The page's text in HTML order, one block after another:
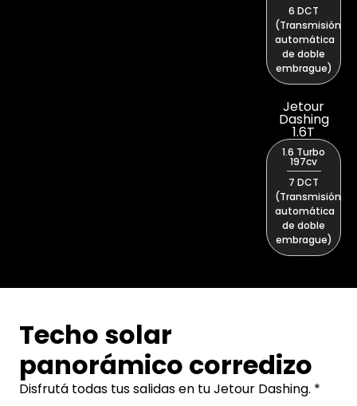
6 DCT
(Transmisión
automática
de doble
embrague)
Jetour
Dashing
1.6T
1.6 Turbo
197cv
7 DCT
(Transmisión
automática
de doble
embrague)
Techo solar
panorámico corredizo
Disfrutá todas tus salidas en tu Jetour Dashing. *